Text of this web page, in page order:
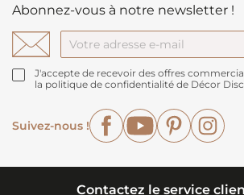
Abonnez-vous à notre newsletter !
J'accepte de recevoir des offres
la politique de confidentialité de Décor
Suivez-nous !
FacebookYouTubePinterest
Contactez le service